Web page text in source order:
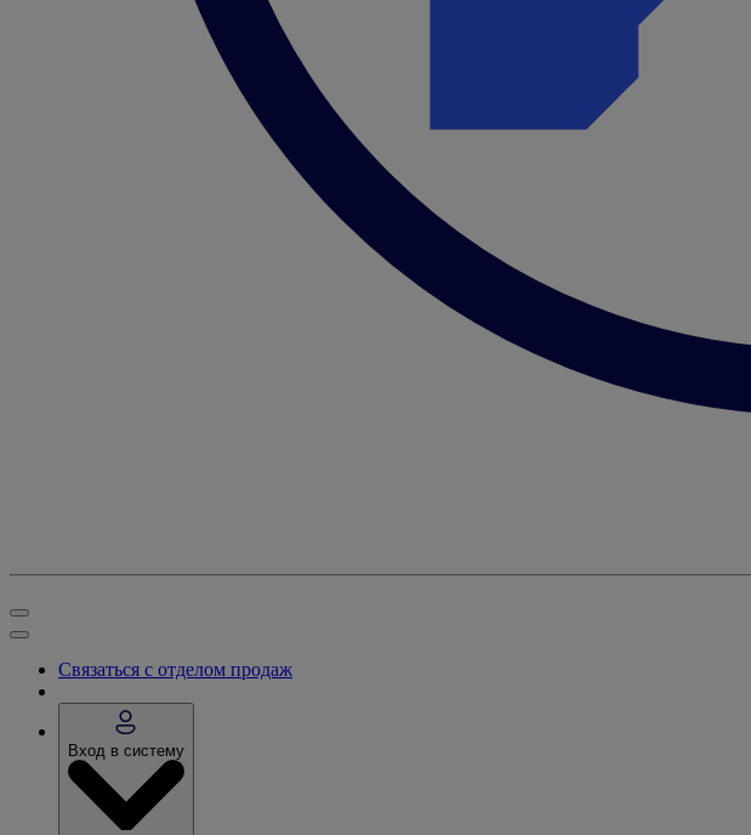
Связаться с отделом продаж
Вход в систему